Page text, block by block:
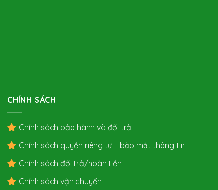
CHÍNH SÁCH
Chính sách bảo hành và đổi trả
Chính sách quyền riêng tư – bảo mật thông tin
Chính sách đổi trả/hoàn tiền
Chính sách vận chuyển